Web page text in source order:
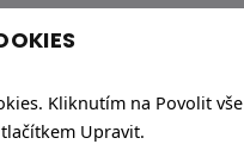
Kliknutím na Povolit vše
Upravit.